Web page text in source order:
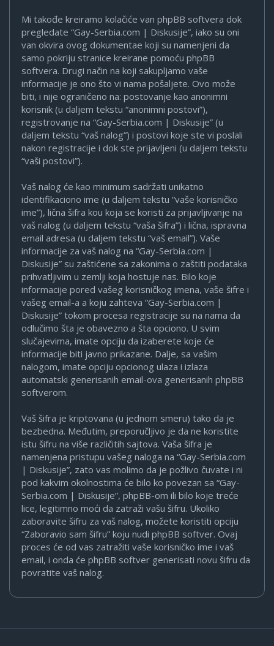
Mi takođe kreiramo kolačiće van phpBB softvera dok
pregledate “Gay-Serbia.com | Diskusije”, iako su oni
van okvira ovog dokumentae koji su namenjeni da
samo pokriju stranice kreirane pomoću phpBB
softvera. Drugi način na koji sakupljamo vaše
informacije je ono što vi nama pošaljete. Ovo može
biti, i nije ograničeno na: postovanje kao anonimni
korisnik (u daljem tekstu “anonimni postovi”),
registrovanje na “Gay-Serbia.com | Diskusije” (u
daljem tekstu “vaš nalog”) i postovi koje ste vi poslali
nakon registracije i dok ste prijavljeni (u daljem tekstu
“vaši postovi”).
Vaš nalog će kao minimum sadržati unikatno
identifikaciono ime (u daljem tekstu “vaše korisničko
ime”), lična šifra kou koja se koristi za prijavljivanje na
vaš nalog (u daljem tekstu “vaša šifra”) i lična, ispravna
email adresa (u daljem tekstu “vaš email”). Vaše
informacije za vaš nalog na “Gay-Serbia.com |
Diskusije” su zaštićene sa zakonima o zaštiti podataka
prihvatljivim u zemlji koja hostuje nas. Bilo koje
informacije pored vašeg korisničkog imena, vaše šifre i
vašeg email-a a koju zahteva “Gay-Serbia.com |
Diskusije” tokom procesa registracije su na nama da
odlučimo šta je obavezno a šta opciono. U svim
slučajevima, imate opciju da izaberete koje će
informacije biti javno prikazane. Dalje, sa vašim
nalogom, imate opciju opcionog ulaza i izlaza
automatski generisanih email-ova generisanih phpBB
softverom.
Vaš šifra je kriptovana (u jednom smeru) tako da je
bezbedna. Međutim, preporučljivo je da ne koristite
istu šifru na više različitih sajtova. Vaša šifra je
namenjena pristupu vašeg naloga na “Gay-Serbia.com
| Diskusije”, zato vas molimo da je požlivo čuvate i ni
pod kakvim okolnostima će bilo ko povezan sa “Gay-
Serbia.com | Diskusije”, phpBB-om ili bilo koje treće
lice, legitimno moći da zatraži vašu šifru. Ukoliko
zaboravite šifru za vaš nalog, možete koristiti opciju
“Zaboravio sam šifru” koju nudi phpBB softver. Ovaj
proces će od vas zatražiti vaše korisničko ime i vaš
email, i onda će phpBB softver generisati novu šifru da
povratite vaš nalog.